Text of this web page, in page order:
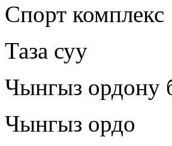
Спорт комплекс
Таза суу
Чынгыз ордону
Чынгыз ордо